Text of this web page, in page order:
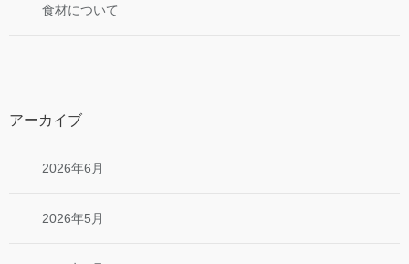
食材について
アーカイブ
2026年6月
2026年5月